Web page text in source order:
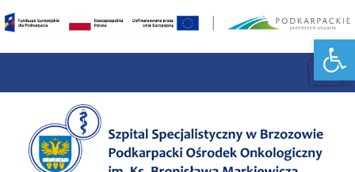
Otwórz pasek narzędzi
P